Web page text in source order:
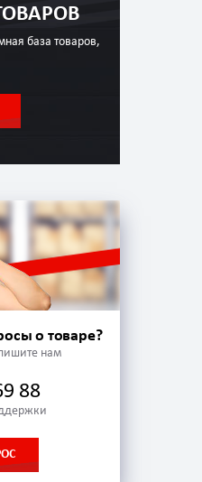
база товаров,
о товаре?
нам
88